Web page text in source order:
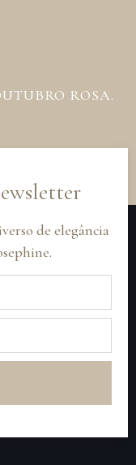
ROSA.
de elegância